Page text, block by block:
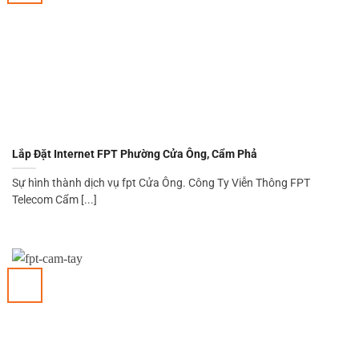
Lắp Đặt Internet FPT Phường Cửa Ông, Cẩm Phả
Sự hình thành dịch vụ fpt Cửa Ông. Công Ty Viễn Thông FPT
Telecom Cẩm [...]